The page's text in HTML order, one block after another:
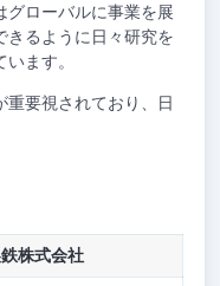
グローバルに事業を展
きるように日々研究を
ます。
重要視されており、日
株式会社